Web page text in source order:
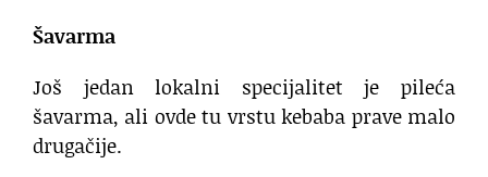
Šavarma
Još jedan lokalni specijalitet je pileća
šavarma, ali ovde tu vrstu kebaba prave malo
drugačije.